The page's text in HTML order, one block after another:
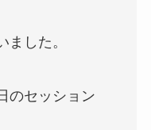
した。
のセッション